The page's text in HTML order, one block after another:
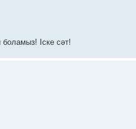
боламыз! Іске сәт!